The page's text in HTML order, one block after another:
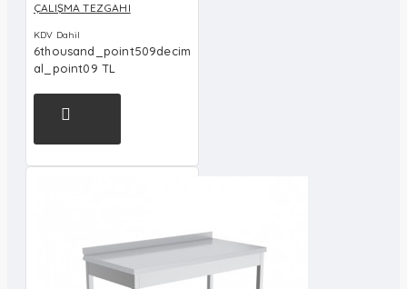
ÇALIŞMA TEZGAHI
KDV Dahil
6thousand_point509decim
al_point09 TL